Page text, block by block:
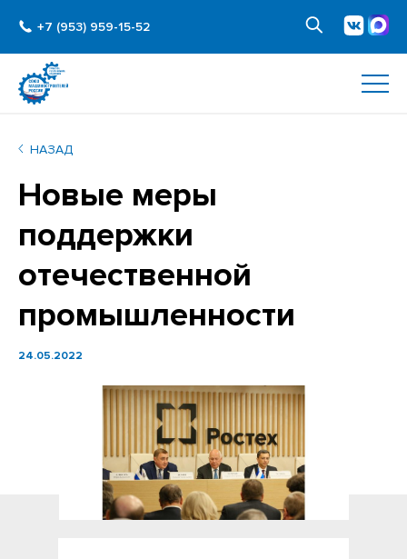
+7 (953) 959-15-52
НАЗАД
Новые меры
поддержки
отечественной
промышленности
24.05.2022